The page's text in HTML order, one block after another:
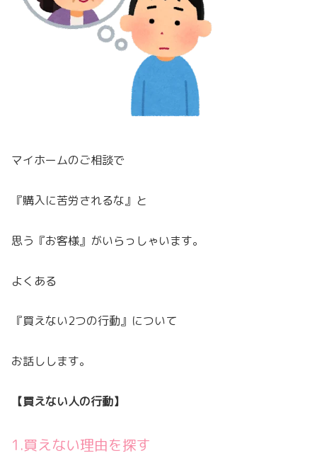
マイホームのご相談で
『購入に苦労されるな』と
思う『お客様』がいらっしゃいます。
よくある
『買えない2つの行動』について
お話しします。
【買えない人の行動】
1.買えない理由を探す